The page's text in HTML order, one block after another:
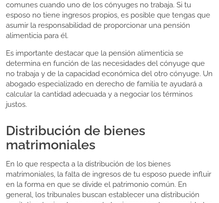
comunes cuando uno de los cónyuges no trabaja. Si tu
esposo no tiene ingresos propios, es posible que tengas que
asumir la responsabilidad de proporcionar una pensión
alimenticia para él.
Es importante destacar que la pensión alimenticia se
determina en función de las necesidades del cónyuge que
no trabaja y de la capacidad económica del otro cónyuge. Un
abogado especializado en derecho de familia te ayudará a
calcular la cantidad adecuada y a negociar los términos
justos.
Distribución de bienes
matrimoniales
En lo que respecta a la distribución de los bienes
matrimoniales, la falta de ingresos de tu esposo puede influir
en la forma en que se divide el patrimonio común. En
general, los tribunales buscan establecer una distribución